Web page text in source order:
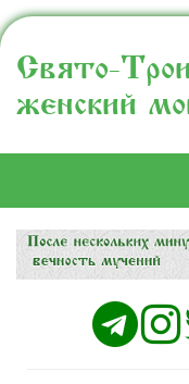
Свято-
женский